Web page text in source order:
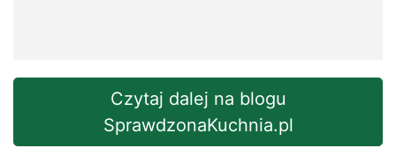
Czytaj dalej na blogu
SprawdzonaKuchnia.pl